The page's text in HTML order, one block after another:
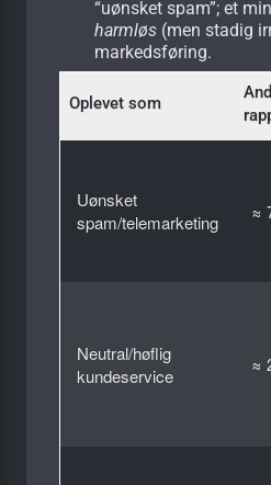
“uønsket spam”; et
harmløs (men stadig
markedsføring.
Oplevet som
Uønsket
spam/telemarketing
≈
Neutral/høflig
kundeservice
≈